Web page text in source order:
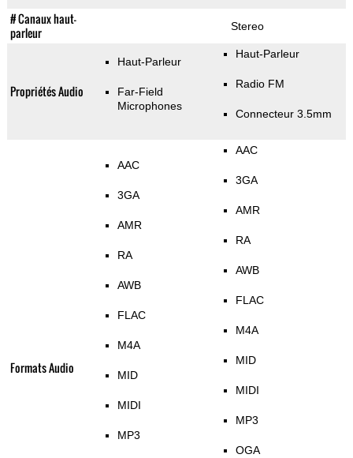
# Canaux haut-
parleur
Stereo
Propriétés Audio
Haut-Parleur
Far-Field
Microphones
Haut-Parleur
Radio FM
Connecteur 3.5mm
Formats Audio
AAC
3GA
AMR
RA
AWB
FLAC
M4A
MID
MIDI
MP3
AAC
3GA
AMR
RA
AWB
FLAC
M4A
MID
MIDI
MP3
OGA